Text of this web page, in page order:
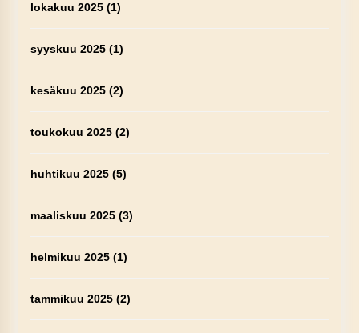
lokakuu 2025(1)
syyskuu 2025(1)
kesäkuu 2025(2)
toukokuu 2025(2)
huhtikuu 2025(5)
maaliskuu 2025(3)
helmikuu 2025(1)
tammikuu 2025(2)